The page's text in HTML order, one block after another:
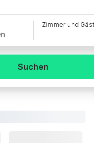
Zimmer und
Suchen